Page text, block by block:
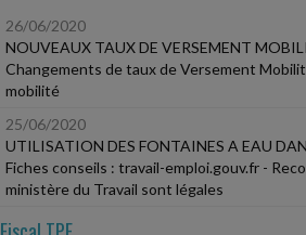
26/06/2020
NOUVEAUX TAUX DE VERSEMENT
Changements de taux de Versement
mobilité
25/06/2020
UTILISATION DES FONTAINES A EAU
Fiches conseils : travail-emploi.gouv.fr -
ministère du Travail sont légales